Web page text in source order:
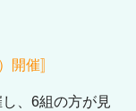
開催〛
、6組の方が見